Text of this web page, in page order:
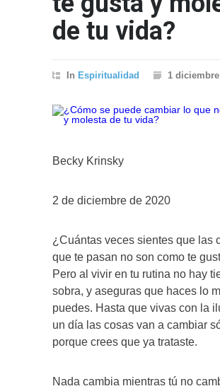
de tu vida?
In Espiritualidad 1 diciembre
Becky Krinsky
2 de diciembre de 2020
¿Cuántas veces sientes que las
que te pasan no son como te
Pero al vivir en tu rutina no hay
sobra, y aseguras que haces lo
puedes. Hasta que vivas con la
un día las cosas van a cambiar
porque crees que ya trataste.
Nada cambia mientras tú no